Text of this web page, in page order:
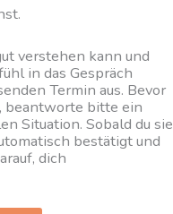
verstehen kann und
in das Gespräch
Termin aus. Bevor
beantworte bitte ein
Situation. Sobald du sie
bestätigt und
dich